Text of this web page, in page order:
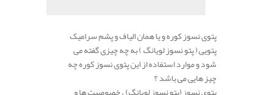
پتوی نسوز کوره و یا همان الیاف و پشم سرامیک
پتویی ( پتو نسوز لویانگ ) به چه چیزی گفته می
شود و موارد استفاده از این پتوی نسوز کوره چه
چیز هایی می باشد ؟